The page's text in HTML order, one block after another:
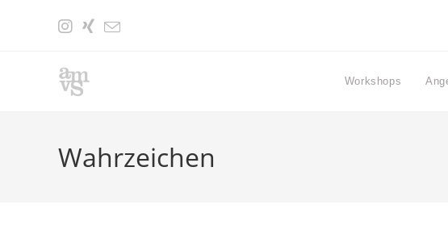
Workshops
Wahrzeichen